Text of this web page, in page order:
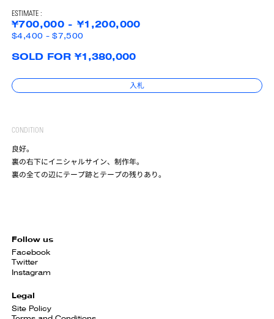
ESTIMATE :
¥700,000 - ¥1,200,000
$4,400 - $7,500
SOLD FOR ¥1,380,000
入札
CONDITION
良好。
裏の右下にイニシャルサイン、制作年。
裏の全ての辺にテープ跡とテープの残りあり。
Follow us
Facebook
Twitter
Instagram
Legal
Site Policy